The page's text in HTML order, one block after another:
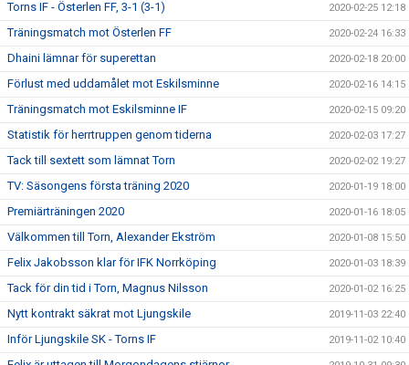
Torns IF - Österlen FF, 3-1 (3-1) 2020-02-25 12:18
Träningsmatch mot Österlen FF 2020-02-24 16:33
Dhaini lämnar för superettan 2020-02-18 20:00
Förlust med uddamålet mot Eskilsminne 2020-02-16 14:15
Träningsmatch mot Eskilsminne IF 2020-02-15 09:20
Statistik för herrtruppen genom tiderna 2020-02-03 17:27
Tack till sextett som lämnat Torn 2020-02-02 19:27
TV: Säsongens första träning 2020 2020-01-19 18:00
Premiärträningen 2020 2020-01-16 18:05
Välkommen till Torn, Alexander Ekström 2020-01-08 15:50
Felix Jakobsson klar för IFK Norrköping 2020-01-03 18:39
Tack för din tid i Torn, Magnus Nilsson 2020-01-02 16:25
Nytt kontrakt säkrat mot Ljungskile 2019-11-03 22:40
Inför Ljungskile SK - Torns IF 2019-11-02 10:40